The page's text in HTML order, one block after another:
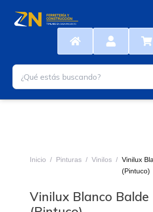
contenido
Inicio / Pinturas / Vinilos / Vinilux
(Pintuco)
Vinilux Blanco Balde